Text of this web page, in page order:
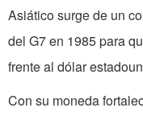
Asiático surge de un
del G7 en 1985 para
frente al dólar
Con su moneda